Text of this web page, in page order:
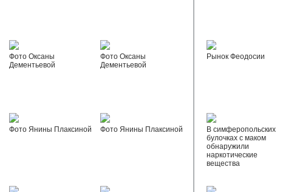
Фото Оксаны
Дементьевой
Фото Оксаны
Дементьевой
Фото Янины Плаксиной Фото Янины Плаксиной
Рынок Феодосии
В симферопольских
булочках с маком
обнаружили
наркотические
вещества